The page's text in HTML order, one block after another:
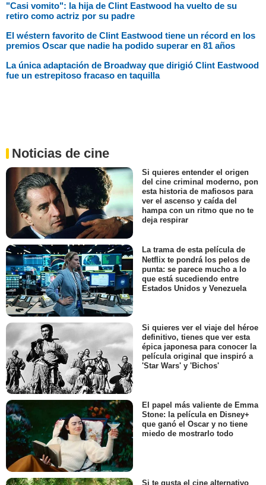
"Casi vomito": la hija de Clint Eastwood ha vuelto de su
retiro como actriz por su padre
El wéstern favorito de Clint Eastwood tiene un récord en los
premios Oscar que nadie ha podido superar en 81 años
La única adaptación de Broadway que dirigió Clint Eastwood
fue un estrepitoso fracaso en taquilla
Noticias de cine
Si quieres entender el origen
del cine criminal moderno, pon
esta historia de mafiosos para
ver el ascenso y caída del
hampa con un ritmo que no te
deja respirar
La trama de esta película de
Netflix te pondrá los pelos de
punta: se parece mucho a lo
que está sucediendo entre
Estados Unidos y Venezuela
Si quieres ver el viaje del héroe
definitivo, tienes que ver esta
épica japonesa para conocer la
película original que inspiró a
'Star Wars' y 'Bichos'
El papel más valiente de Emma
Stone: la película en Disney+
que ganó el Oscar y no tiene
miedo de mostrarlo todo
Si te gusta el cine alternativo